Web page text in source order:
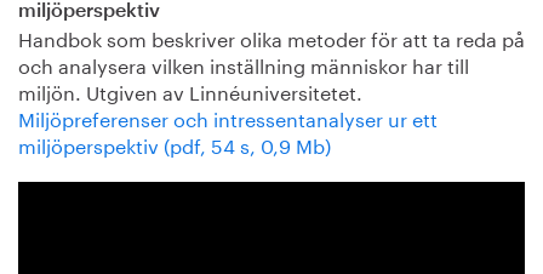
miljöperspektiv
Handbok som beskriver olika metoder för att ta reda på
och analysera vilken inställning människor har till
miljön. Utgiven av Linnéuniversitetet.
Miljöpreferenser och intressentanalyser ur ett
miljöperspektiv (pdf, 54 s, 0,9 Mb)